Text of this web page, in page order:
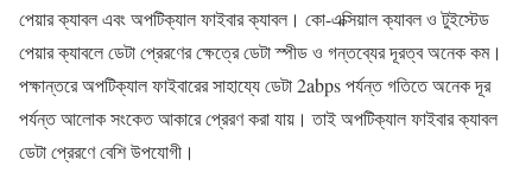
পেয়ার ক্যাবল এবং অপটিক্যাল ফাইবার ক্যাবল। কো-এক্সিয়াল ক্যাবল ও টুইস্টেড
পেয়ার ক্যাবলে ডেটা প্রেরণের ক্ষেত্রে ডেটা স্পীড ও গন্তব্যের দূরত্ব অনেক কম।
পক্ষান্তরে অপটিক্যাল ফাইবারের সাহায্যে ডেটা 2abps পর্যন্ত গতিতে অনেক দূর
পর্যন্ত আলোক সংকেত আকারে প্রেরণ করা যায়। তাই অপটিক্যাল ফাইবার ক্যাবল
ডেটা প্রেরণে বেশি উপযোগী।